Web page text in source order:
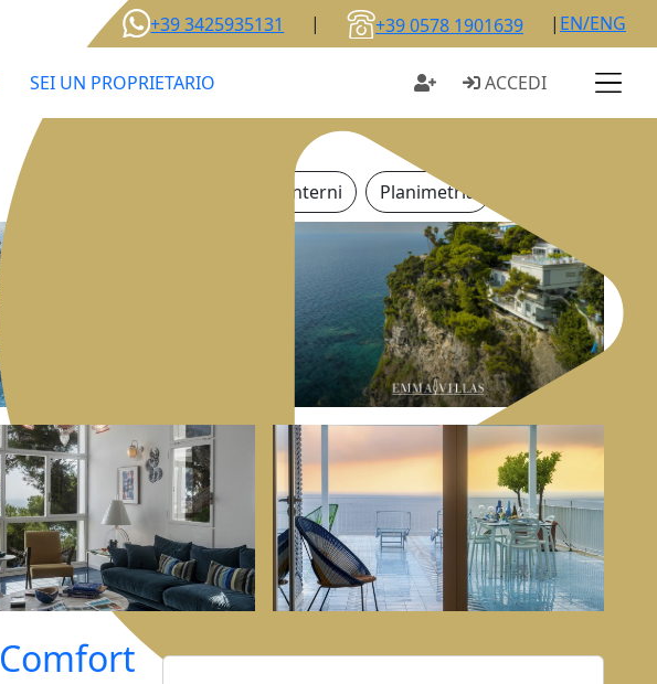
+39 3425935131 | +39 0578 1901639 | EN/ENG
SEI UN PROPRIETARIO ACCEDI
Interni Planimetria
Comfort